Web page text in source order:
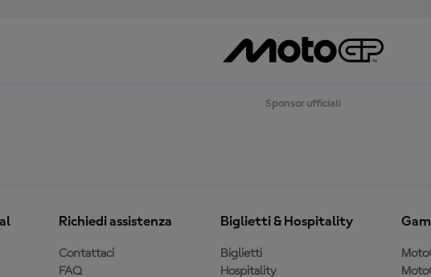
Sponsor ufficiali
Richiedi assistenza
Contattaci
FAQ
Biglietti & Hospitality
Biglietti
Hospitality